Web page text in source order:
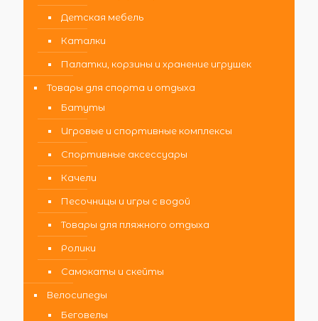
Детская мебель
Каталки
Палатки, корзины и хранение игрушек
Товары для спорта и отдыха
Батуты
Игровые и спортивные комплексы
Спортивные аксессуары
Качели
Песочницы и игры с водой
Товары для пляжного отдыха
Ролики
Самокаты и скейты
Велосипеды
Беговелы